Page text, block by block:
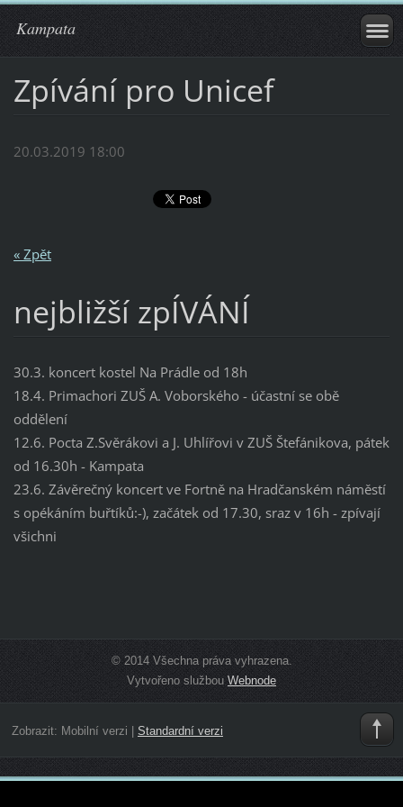
Kampata
Zpívání pro Unicef
20.03.2019 18:00
« Zpět
nejbližší zpÍVÁNÍ
30.3. koncert kostel Na Prádle od 18h
18.4. Primachori ZUŠ A. Voborského - účastní se obě
oddělení
12.6. Pocta Z.Svěrákovi a J. Uhlířovi v ZUŠ Štefánikova, pátek
od 16.30h - Kampata
23.6. Závěrečný koncert ve Fortně na Hradčanském náměstí
s opékáním buřtíků:-), začátek od 17.30, sraz v 16h - zpívají
všichni
© 2014 Všechna práva vyhrazena.
Vytvořeno službou Webnode
Zobrazit: Mobilní verzi | Standardní verzi